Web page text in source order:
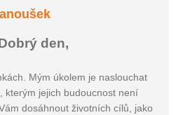
den,
Mým úkolem je naslouchat
kterým jejich budoucnost není
dosáhnout životních cílů, jako